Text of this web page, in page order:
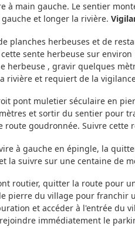
à main gauche. Le sentier
et longer la rivière.
planches herbeuses et de
sente herbeuse sur
herbeuse , gravir quelques
rivière et requiert de la
pont muletier séculaire en
et sortir du sentier pour
goudronnée. Suivre cette
à gauche en épingle, la
la suivre sur une centaine de
routier, quitter la route pour
pierre du village pour franchir
et accéder à l'entrée du
immédiatement le